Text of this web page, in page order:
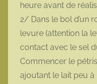
heure avant de
2/ Dans le bol d’un
levure (attention la
contact avec le sel
Commencer le
ajoutant le lait peu